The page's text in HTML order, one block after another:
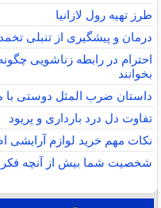
طرز تهیه رول لازانیا
درمان و پیشگیری از تنبلی
احترام در رابطه زناشویی
بخوانند
داستان ضرب المثل دوستی با
تفاوت دل درد بارداری و پریود
نکات مهم خرید لوازم آرایشی
شخصیت شما بیش از آنچه فکر